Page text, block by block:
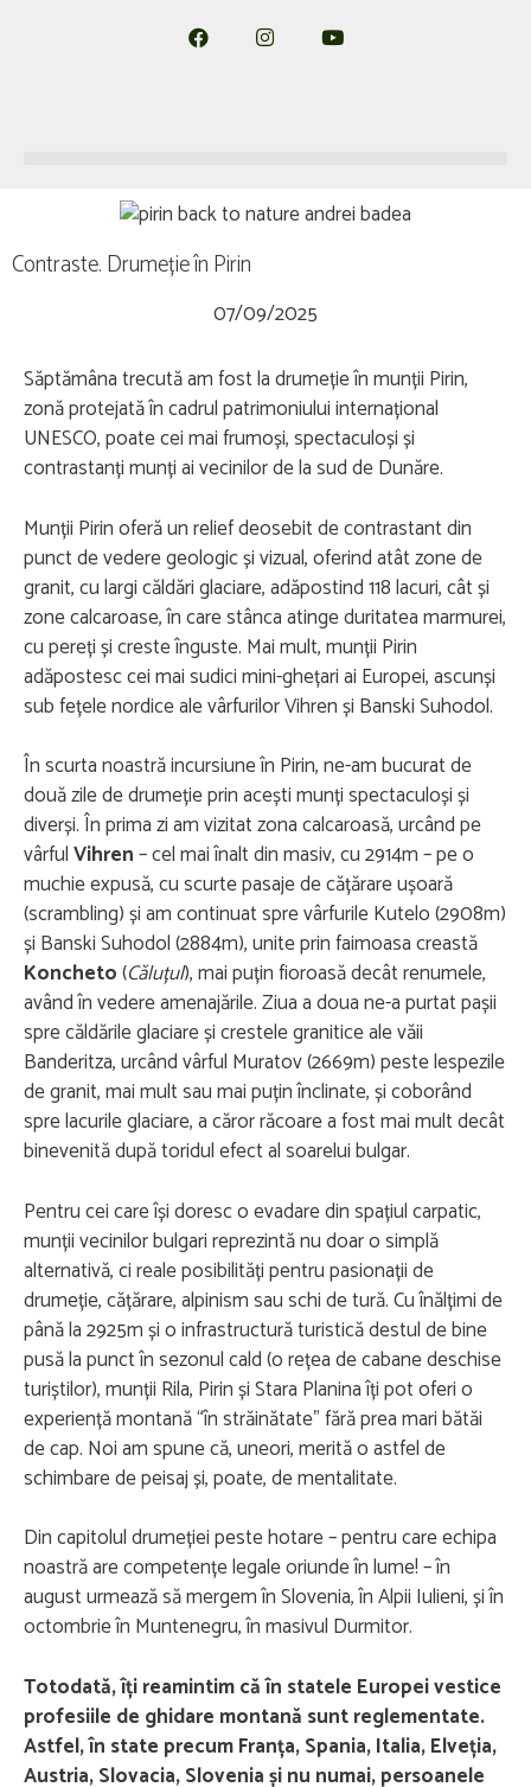
Contraste. Drumeție în Pirin
07/09/2025
Săptămâna trecută am fost la drumeție în munții Pirin,
zonă protejată în cadrul patrimoniului internațional
UNESCO, poate cei mai frumoși, spectaculoși și
contrastanți munți ai vecinilor de la sud de Dunăre.
Munții Pirin oferă un relief deosebit de contrastant din
punct de vedere geologic și vizual, oferind atât zone de
granit, cu largi căldări glaciare, adăpostind 118 lacuri, cât și
zone calcaroase, în care stânca atinge duritatea marmurei,
cu pereți și creste înguste. Mai mult, munții Pirin
adăpostesc cei mai sudici mini-ghețari ai Europei, ascunși
sub fețele nordice ale vârfurilor Vihren și Banski Suhodol.
În scurta noastră incursiune în Pirin, ne-am bucurat de
două zile de drumeție prin acești munți spectaculoși și
diverși. În prima zi am vizitat zona calcaroasă, urcând pe
vârfulVihren– cel mai înalt din masiv, cu 2914m – pe o
muchie expusă, cu scurte pasaje de cățărare ușoară
(scrambling) și am continuat spre vârfurile Kutelo (2908m)
și Banski Suhodol (2884m), unite prin faimoasa creastă
Koncheto(Căluțul), mai puțin fioroasă decât renumele,
având în vedere amenajările. Ziua a doua ne-a purtat pașii
spre căldările glaciare și crestele granitice ale văii
Banderitza, urcând vârful Muratov (2669m) peste lespezile
de granit, mai mult sau mai puțin înclinate, și coborând
spre lacurile glaciare, a căror răcoare a fost mai mult decât
binevenită după toridul efect al soarelui bulgar.
Pentru cei care își doresc o evadare din spațiul carpatic,
munții vecinilor bulgari reprezintă nu doar o simplă
alternativă, ci reale posibilități pentru pasionații de
drumeție, cățărare, alpinism sau schi de tură. Cu înălțimi de
până la 2925m și o infrastructură turistică destul de bine
pusă la punct în sezonul cald (o rețea de cabane deschise
turiștilor), munții Rila, Pirin și Stara Planina îți pot oferi o
experiență montană “în străinătate” fără prea mari bătăi
de cap. Noi am spune că, uneori, merită o astfel de
schimbare de peisaj și, poate, de mentalitate.
Din capitolul drumeției peste hotare – pentru care echipa
noastră are competențe legale oriunde în lume! – în
august urmează să mergem în Slovenia, în Alpii Iulieni, și în
octombrie în Muntenegru, în masivul Durmitor.
Totodată, îți reamintim că în statele Europei vestice
profesiile de ghidare montană sunt reglementate.
Astfel, în state precum Franța, Spania, Italia, Elveția,
Austria, Slovacia, Slovenia și nu numai, persoanele